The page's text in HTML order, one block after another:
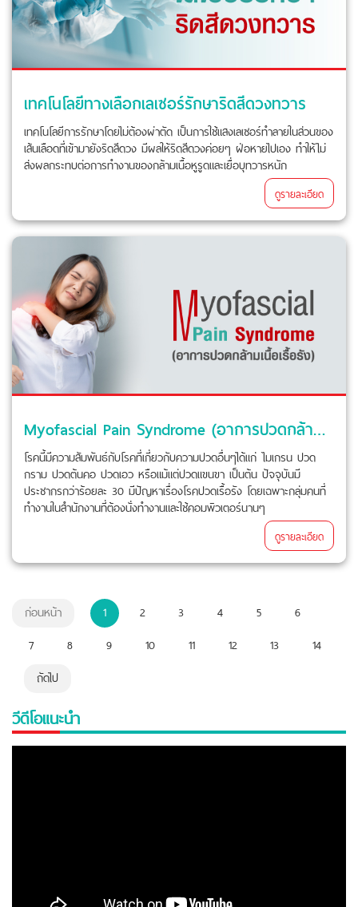
เทคโนโลยีทางเลือกเลเซอร์รักษาริดสีดวงทวาร
เทคโนโลยีการรักษาโดยไม่ต้องผ่าตัด เป็นการใช้แสงเลเซอร์ทำลายในส่วนของ
เส้นเลือดที่เข้ามายังริดสีดวง มีผลให้ริดสีดวงค่อยๆ ฝ่อหายไปเอง ทำให้ไม่
ส่งผลกระทบต่อการทำงานของกล้ามเนื้อหูรูดและเยื่อบุทวารหนัก
ดูรายละเอียด
Myofascial Pain Syndrome (อาการปวดกล้ามเนื้อเรื้อรัง)
โรคนี้มีความสัมพันธ์กับโรคที่เกี่ยวกับความปวดอื่นๆได้แก่ ไมเกรน ปวด
กราม ปวดต้นคอ ปวดเอว หรือแม้แต่ปวดแขนขา เป็นต้น ปัจจุบันมี
ประชากรกว่าร้อยละ 30 มีปัญหาเรื่องโรคปวดเรื้อรัง โดยเฉพาะกลุ่มคนที่
ทำงานในสำนักงานที่ต้องนั่งทำงานและใช้คอมพิวเตอร์นานๆ
ดูรายละเอียด
ก่อนหน้า 1 2 3 4 5
6
7
8 9 10 11 12 13
14
ถัดไป
วีดีโอแนะนำ